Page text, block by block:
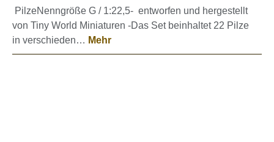
PilzeNenngröße G / 1:22,5- entworfen und hergestellt
von Tiny World Miniaturen -Das Set beinhaltet 22 Pilze
in verschieden… Mehr